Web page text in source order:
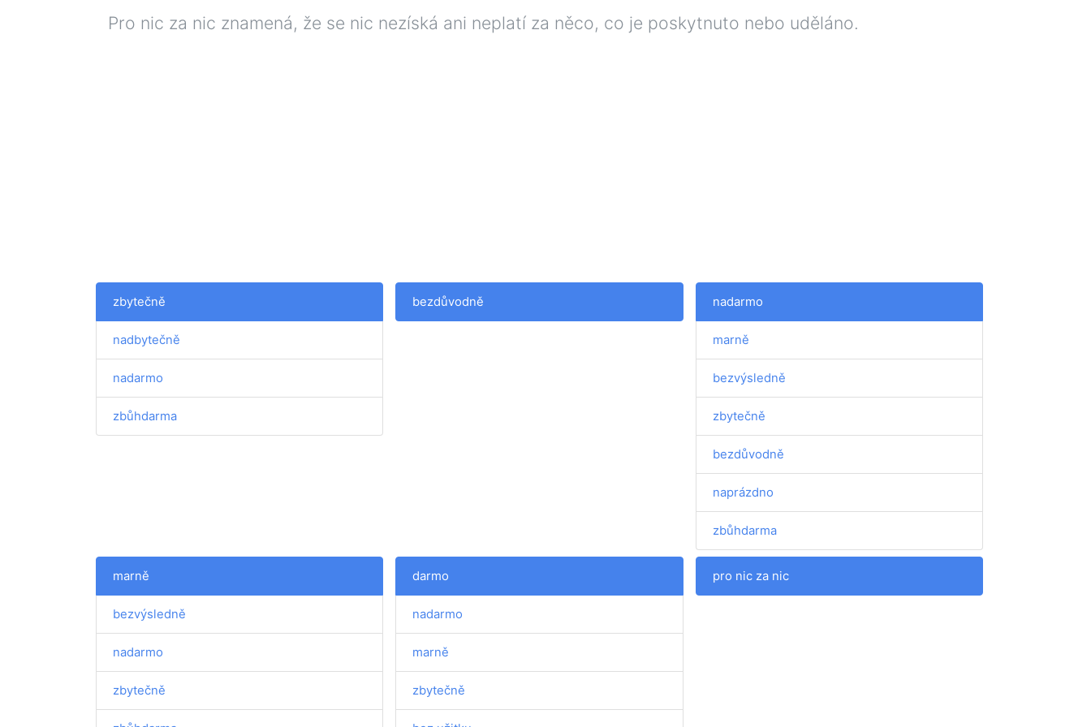
Pro nic za nic znamená, že se nic nezíská ani neplatí za něco, co je poskytnuto nebo uděláno.
zbytečně
nadbytečně
nadarmo
zbůhdarma
bezdůvodně nadarmo
marně
bezvýsledně
zbytečně
bezdůvodně
naprázdno
zbůhdarma
marně
bezvýsledně
nadarmo
zbytečně
darmo
nadarmo
marně
zbytečně
pro nic za nic